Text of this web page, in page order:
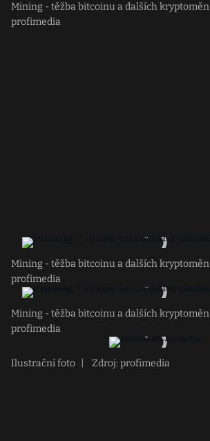
Mining - těžba bitcoinu a dalších kryptoměn
profimedia
Mining - těžba bitcoinu a dalších kryptoměn
profimedia
Mining - těžba bitcoinu a dalších kryptoměn
profimedia
Ilustrační foto Zdroj: profimedia